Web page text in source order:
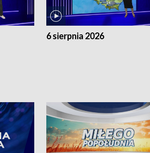
6 sierpnia 2026